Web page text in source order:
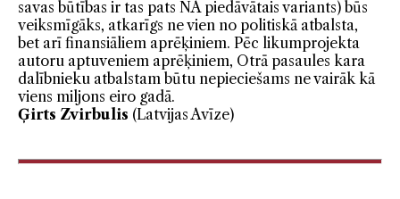
savas būtības ir tas pats NA piedāvātais variants) būs
veiksmīgāks, atkarīgs ne vien no politiskā atbalsta,
bet arī finansiāliem aprēķiniem. Pēc likumprojekta
autoru aptuveniem aprēķiniem, Otrā pasaules kara
dalībnieku atbalstam būtu nepieciešams ne vairāk kā
viens miljons eiro gadā.
Ģirts Zvirbulis (Latvijas Avīze)